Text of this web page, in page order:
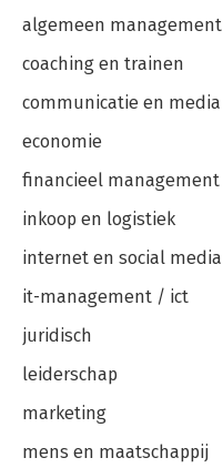
algemeen management
coaching en trainen
communicatie en media
economie
financieel management
inkoop en logistiek
internet en social media
it-management / ict
juridisch
leiderschap
marketing
mens en maatschappij